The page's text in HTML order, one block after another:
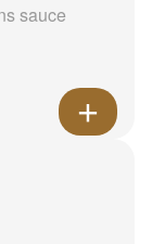
sauce